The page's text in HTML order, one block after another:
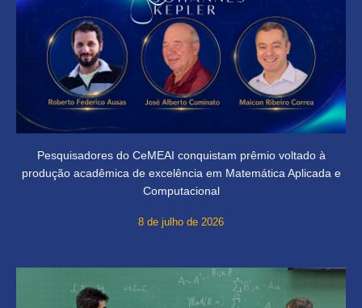
Pesquisadores do CeMEAI conquistam prêmio voltado à
produção acadêmica de excelência em Matemática Aplicada e
Computacional
8 de julho de 2026